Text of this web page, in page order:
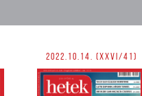
2022.10.14. (XXVI/41)